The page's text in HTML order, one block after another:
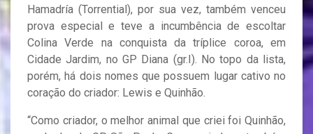
Hamadría (Torrential), por sua vez, também venceu
prova especial e teve a incumbência de escoltar
Colina Verde na conquista da tríplice coroa, em
Cidade Jardim, no GP Diana (gr.I). No topo da lista,
porém, há dois nomes que possuem lugar cativo no
coração do criador: Lewis e Quinhão.
“Como criador, o melhor animal que criei foi Quinhão,